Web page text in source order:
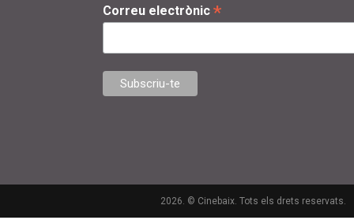
Correu electrònic *
2026. © Cinebaix. Tots els drets reservats.